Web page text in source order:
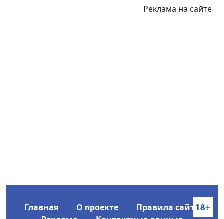
Реклама на сайте
Главная О проекте
Правила сайта